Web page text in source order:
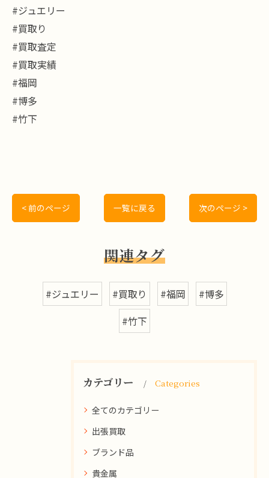
#ジュエリー
#買取り
#買取査定
#買取実績
#福岡
#博多
#竹下
< 前のページ 一覧に戻る 次のページ >
関連タグ
#ジュエリー #買取り #福岡
#博多
#竹下
カテゴリー Categories
全てのカテゴリー
出張買取
ブランド品
貴金属